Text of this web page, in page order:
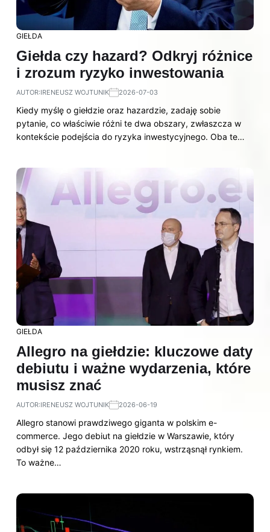
GIEŁDA
Giełda czy hazard? Odkryj różnice
i zrozum ryzyko inwestowania
AUTOR:IRENEUSZ WOJTUNIK 2026-07-03
Kiedy myślę o giełdzie oraz hazardzie, zadaję sobie
pytanie, co właściwie różni te dwa obszary, zwłaszcza w
kontekście podejścia do ryzyka inwestycyjnego. Oba te…
GIEŁDA
Allegro na giełdzie: kluczowe daty
debiutu i ważne wydarzenia, które
musisz znać
AUTOR:IRENEUSZ WOJTUNIK 2026-06-19
Allegro stanowi prawdziwego giganta w polskim e-
commerce. Jego debiut na giełdzie w Warszawie, który
odbył się 12 października 2020 roku, wstrząsnął rynkiem.
To ważne…